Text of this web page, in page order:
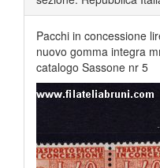
Pacchi in concessione
nuovo gomma integra
catalogo Sassone nr 5